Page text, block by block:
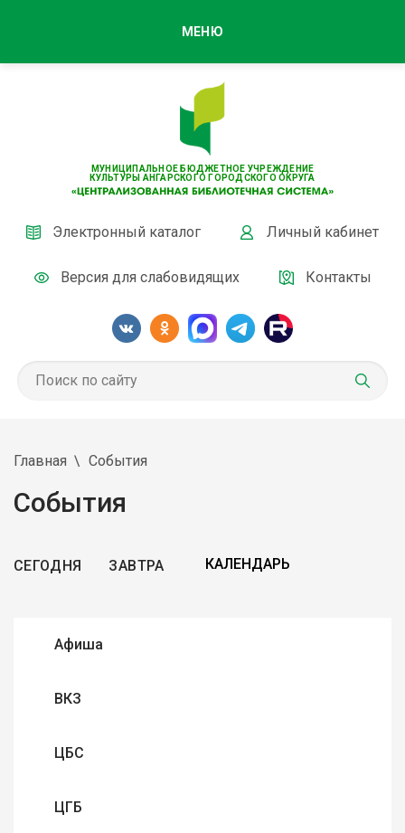
МУНИЦИПАЛЬНОЕ БЮДЖЕТНОЕ УЧРЕЖДЕНИЕ
КУЛЬТУРЫ АНГАРСКОГО ГОРОДСКОГО ОКРУГА
Электронный каталог Личный кабинет
Версия для слабовидящих Контакты
МЕНЮ
Главная События
События
СЕГОДНЯ ЗАВТРА
Афиша
ВКЗ
ЦБС
ЦГБ